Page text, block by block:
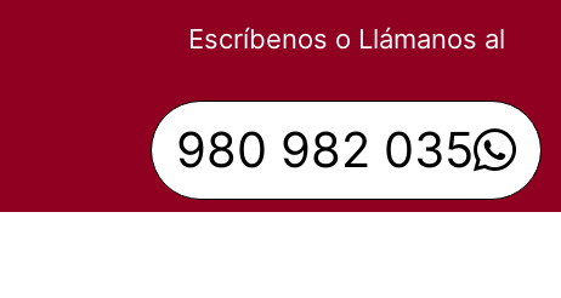
Escríbenos o Llámanos al
980 982 035